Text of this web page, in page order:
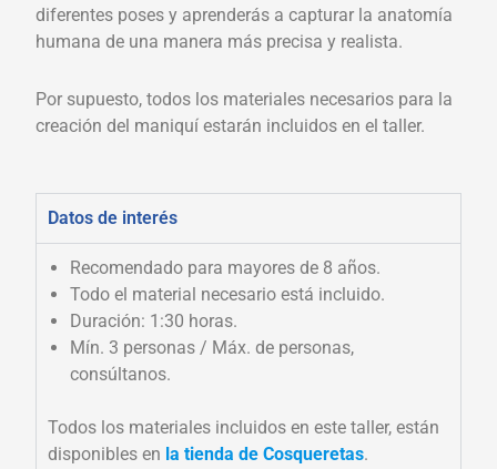
diferentes poses y aprenderás a capturar la anatomía
humana de una manera más precisa y realista.
Por supuesto, todos los materiales necesarios para la
creación del maniquí estarán incluidos en el taller.
Datos de interés
Recomendado para mayores de 8 años.
Todo el material necesario está incluido.
Duración: 1:30 horas.
Mín. 3 personas / Máx. de personas,
consúltanos.
Todos los materiales incluidos en este taller, están
disponibles en la tienda de Cosqueretas.